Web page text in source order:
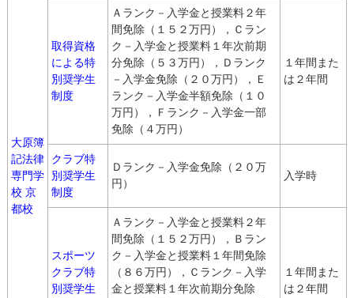
大原簿
記法律
専門学
校 京
都校
取得資格
による特
別奨学生
制度
Ａランク－入学金と授業料２年
間免除（１５２万円），Ｃラン
ク－入学金と授業料１年次前期
分免除（５３万円），Ｄランク
－入学金免除（２０万円），Ｅ
ランク－入学金半額免除（１０
万円），Ｆランク－入学金一部
免除（４万円）
１年間また
は２年間
クラブ特
別奨学生
制度
Ｄランク－入学金免除（２０万
円）
入学時
スポーツ
クラブ特
別奨学生
Ａランク－入学金と授業料２年
間免除（１５２万円），Ｂラン
ク－入学金と授業料１年間免除
（８６万円），Ｃランク－入学
金と授業料１年次前期分免除
１年間また
は２年間